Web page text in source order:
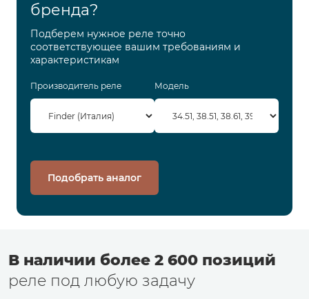
бренда?
Подберем нужное реле точно
соответствующее вашим требованиям и
характеристикам
Производитель реле Модель
Подобрать аналог
В наличии более 2 600 позиций
реле под любую задачу